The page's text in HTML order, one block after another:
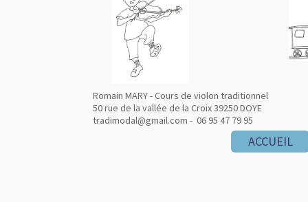
Romain MARY - Cours de violon traditionnel
50 rue de la vallée de la Croix 39250 DOYE
tradimodal@gmail.com - 06 95 47 79 95
ACCUEIL